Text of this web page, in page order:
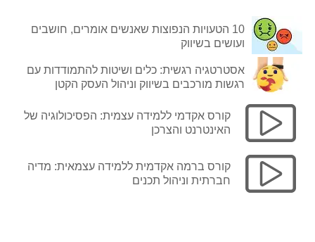
10 הטעויות הנפוצות שאנשים אומרים, חושבים
ועושים בשיווק
אסטרטגיה רגשית: כלים ושיטות להתמודדות עם
רגשות מורכבים בשיווק וניהול העסק הקטן
קורס אקדמי ללמידה עצמית: הפסיכולוגיה של
האינטרנט והצרכן
קורס ברמה אקדמית ללמידה עצמאית: מדיה
חברתית וניהול תכנים